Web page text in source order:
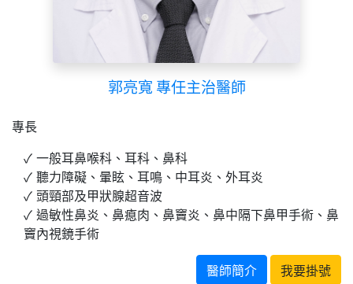
郭亮寬 專任主治醫師
專長
一般耳鼻喉科、耳科、鼻科
聽力障礙、暈眩、耳鳴、中耳炎、外耳炎
頭頸部及甲狀腺超音波
過敏性鼻炎、鼻瘜肉、鼻竇炎、鼻中隔下鼻甲手術、鼻
竇內視鏡手術
醫師簡介
我要掛號